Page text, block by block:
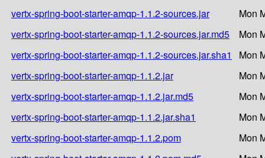
vertx-spring-boot-starter-amqp-1.1.2-sources.jar
Mon
vertx-spring-boot-starter-amqp-1.1.2-sources.jar.md5
Mon
vertx-spring-boot-starter-amqp-1.1.2-sources.jar.sha1
Mon
vertx-spring-boot-starter-amqp-1.1.2.jar
Mon
vertx-spring-boot-starter-amqp-1.1.2.jar.md5
Mon
vertx-spring-boot-starter-amqp-1.1.2.jar.sha1
Mon
vertx-spring-boot-starter-amqp-1.1.2.pom
Mon